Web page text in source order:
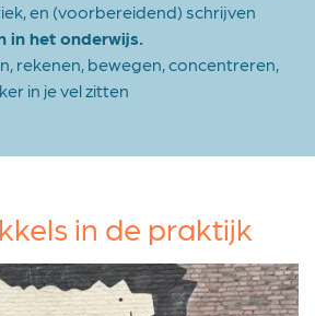
en (voorbereidend) schrijven
in het onderwijs.
rekenen, bewegen, concentreren,
in je vel zitten
in de praktijk